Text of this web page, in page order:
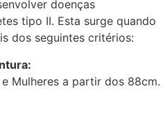
doenças
tipo II. Esta surge quando
dos seguintes critérios:
Mulheres a partir dos 88cm.